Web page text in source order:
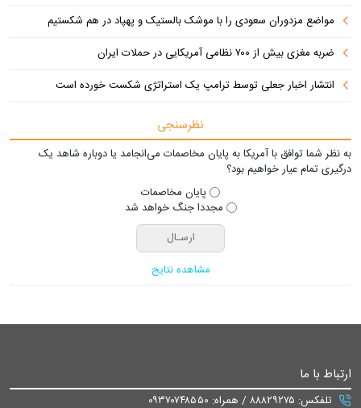
مواضع مزدوران سعودی را با موشک بالستیک و پهپاد در هم شکستیم
ضربه مغزی بیش از ۷۰۰ نظامی آمریکایی در حملات ایران
انتشار اخبار جعلی توسط ترامپ یک استراتژی شکست خورده است
نظرسنجی
به نظر شما توافق با آمریکا به پایان مخاصمات می‌انجامد یا دوباره شاهد یک
درگیری تمام عیار خواهیم بود؟
پایان مخاصمات
مجددا جنگ خواهد شد
مشاهده نتایج
ارتباط با ما
تلفکس: ۸۸۸۲۹۲۷۵ / همراه: ۰۹۳۷۰۷۴۸۵۵۰